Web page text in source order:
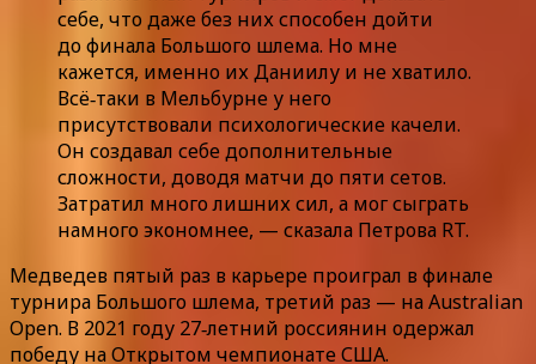
себе, что даже без них способен дойти
до финала Большого шлема. Но мне
кажется, именно их Даниилу и не хватило.
Всё‑таки в Мельбурне у него
присутствовали психологические качели.
Он создавал себе дополнительные
сложности, доводя матчи до пяти сетов.
Затратил много лишних сил, а мог сыграть
намного экономнее, — сказала Петрова RT.
Медведев пятый раз в карьере проиграл в финале
турнира Большого шлема, третий раз — на Australian
Open. В 2021 году 27‑летний россиянин одержал
победу на Открытом чемпионате США.